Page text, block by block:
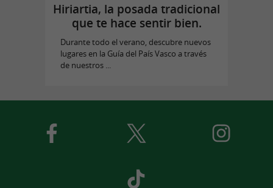
Hiriartia, la posada tradicional
que te hace sentir bien.
Durante todo el verano, descubre nuevos
lugares en la Guía del País Vasco a través
de nuestros ...